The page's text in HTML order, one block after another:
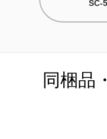
SC-
同梱品